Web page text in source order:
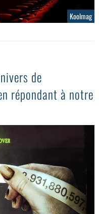
Koolmag
de
répondant à notre